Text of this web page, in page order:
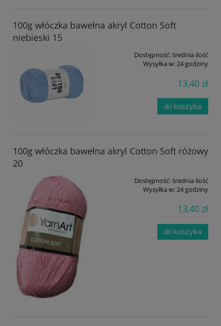
100g włóczka bawełna akryl Cotton Soft
niebieski 15
Dostępność:średnia ilość
Wysyłka w:24 godziny
13,40 zł
do koszyka
100g włóczka bawełna akryl Cotton Soft różowy
20
Dostępność:średnia ilość
Wysyłka w:24 godziny
13,40 zł
do koszyka